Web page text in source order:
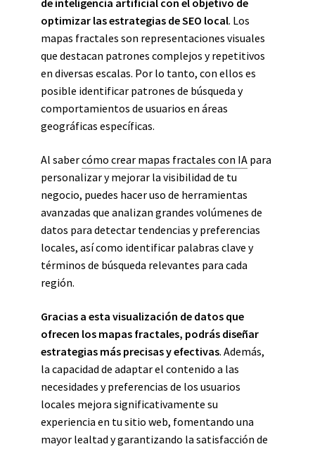
de inteligencia artificial con el objetivo de
optimizar las estrategias de SEO local. Los
mapas fractales son representaciones visuales
que destacan patrones complejos y repetitivos
en diversas escalas. Por lo tanto, con ellos es
posible identificar patrones de búsqueda y
comportamientos de usuarios en áreas
geográficas específicas.
Al sabercómo crear mapas fractales con IA para
personalizar y mejorar la visibilidad de tu
negocio, puedes hacer uso de herramientas
avanzadas que analizan grandes volúmenes de
datos para detectar tendencias y preferencias
locales, así como identificar palabras clave y
términos de búsqueda relevantes para cada
región.
Gracias a esta visualización de datos que
ofrecen los mapas fractales, podrás diseñar
estrategias más precisas y efectivas. Además,
la capacidad de adaptar el contenido a las
necesidades y preferencias de los usuarios
locales mejora significativamente su
experiencia en tu sitio web, fomentando una
mayor lealtad y garantizando la satisfacción de